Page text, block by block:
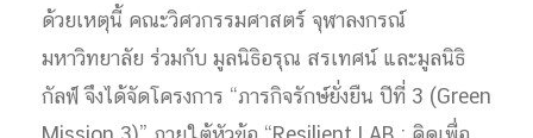
ด้วยเหตุนี้ คณะวิศวกรรมศาสตร์ จุฬาลงกรณ์
มหาวิทยาลัย ร่วมกับ มูลนิธิอรุณ สรเทศน์ และมูลนิธิ
กัลฟ์ จึงได้จัดโครงการ “ภารกิจรักษ์ยั่งยืน ปีที่ 3 (Green